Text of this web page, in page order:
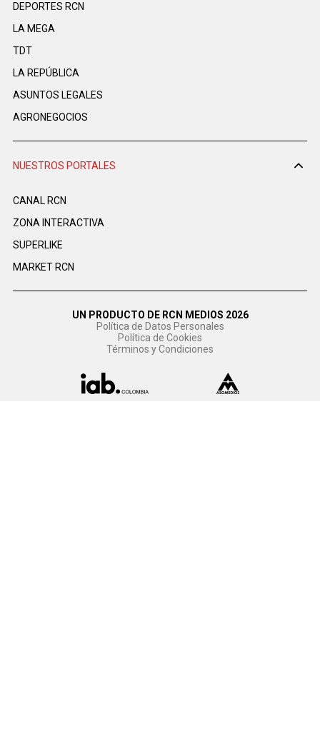
DEPORTES RCN
LA MEGA
TDT
LA REPÚBLICA
ASUNTOS LEGALES
AGRONEGOCIOS
NUESTROS PORTALES
CANAL RCN
ZONA INTERACTIVA
SUPERLIKE
MARKET RCN
UN PRODUCTO DE RCN MEDIOS 2026
Política de Datos Personales
Política de Cookies
Términos y Condiciones